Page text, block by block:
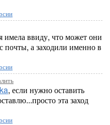
имела ввиду, что может они
почты, а заходили именно в
, если нужно оставить
эта заход